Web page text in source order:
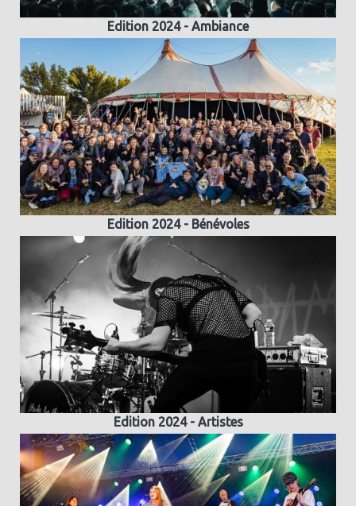
Edition 2024 - Ambiance
Edition 2024 - Bénévoles
Edition 2024 - Artistes